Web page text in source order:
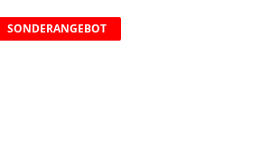
SONDERANGEBOT